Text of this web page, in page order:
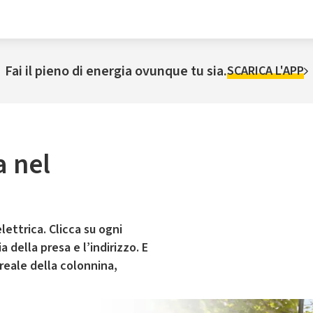
Fai il pieno di energia ovunque tu sia.SCARICA L'APP
nel
Clicca su ogni
presa e l’indirizzo. E
della colonnina,